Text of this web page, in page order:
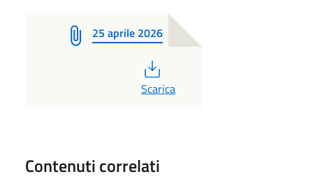
25 aprile 2026
PDF
Scarica
Contenuti correlati